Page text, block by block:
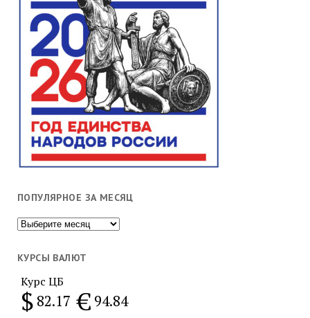
ПОПУЛЯРНОЕ ЗА МЕСЯЦ
Популярное
месяц
КУРСЫ ВАЛЮТ
Курс ЦБ
$ 82.17 € 94.84